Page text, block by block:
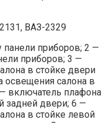
панели приборов; 2 —
приборов; 3 —
в стойке двери
освещения салона в
включатель плафона
задней двери; 6 —
в стойке левой